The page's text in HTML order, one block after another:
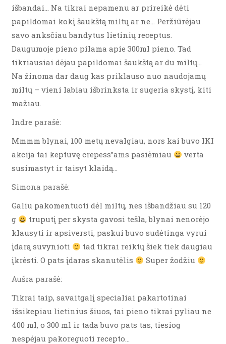
išbandai… Na tikrai nepamenu ar prireikė dėti
papildomai kokį šaukštą miltų ar ne… Peržiūrėjau
savo anksčiau bandytus lietinių receptus.
Daugumoje pieno pilama apie 300ml pieno. Tad
tikriausiai dėjau papildomai šaukštą ar du miltų…
Na žinoma dar daug kas priklauso nuo naudojamų
miltų – vieni labiau išbrinksta ir sugeria skystį, kiti
mažiau.
Indre parašė:
Mmmm blynai, 100 metų nevalgiau, nors kai buvo IKI
akcija tai keptuvę crepess”ams pasiėmiau
verta
susimastyt ir taisyt klaidą…
Simona parašė:
Galiu pakomentuoti dėl miltų, nes išbandžiau su 120
g
truputį per skysta gavosi tešla, blynai nenorėjo
klausyti ir apsiversti, paskui buvo sudėtinga vyrui
įdarą suvynioti
tad tikrai reiktų šiek tiek daugiau
įkrėsti. O pats įdaras skanutėlis
Super žodžiu
Aušra parašė:
Tikrai taip, savaitgalį specialiai pakartotinai
išsikepiau lietinius šiuos, tai pieno tikrai pyliau ne
400 ml, o 300 ml ir tada buvo pats tas, tiesiog
nespėjau pakoreguoti recepto…